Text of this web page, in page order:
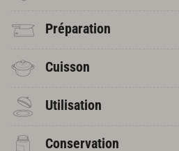
Préparation
Cuisson
Utilisation
Conservation